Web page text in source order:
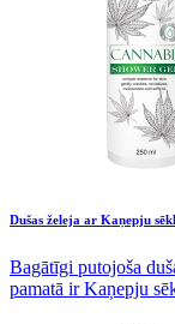
Dušas želeja ar Kaņepju
Bagātīgi putojoša
pamatā ir Kaņepju